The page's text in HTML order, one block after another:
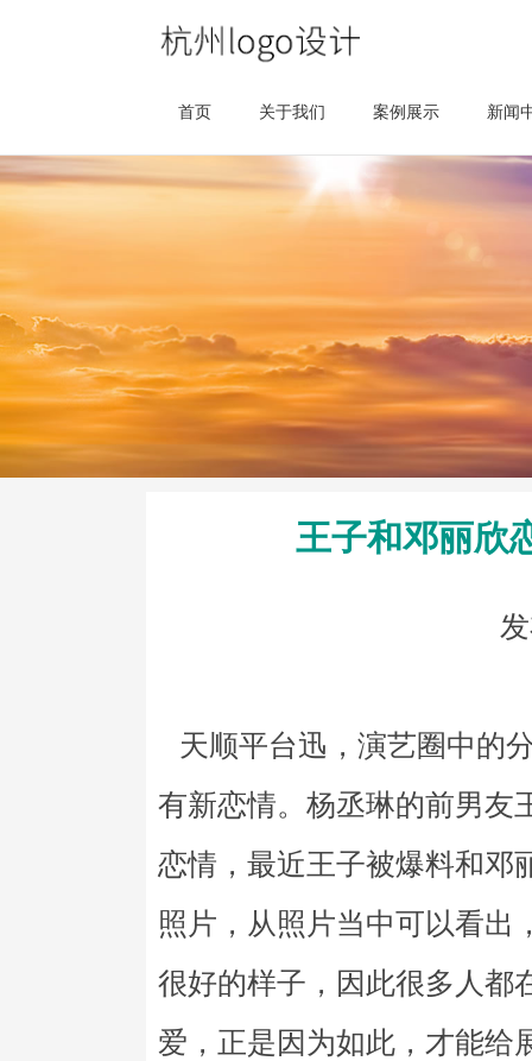
首页 关于我们 案例展示 新闻
王子和邓丽欣
天顺平台迅，演艺圈中的
有新恋情。杨丞琳的前男友
恋情，最近王子被爆料和邓
照片，从照片当中可以看出
很好的样子，因此很多人都
爱，正是因为如此，才能给